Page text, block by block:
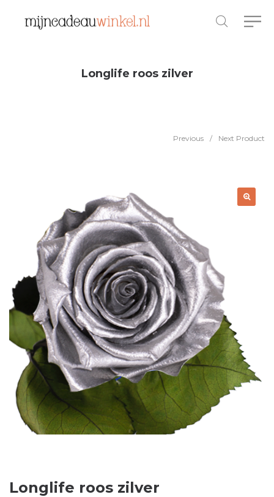
Longlife roos zilver
Previous / Next Product
Longlife roos zilver